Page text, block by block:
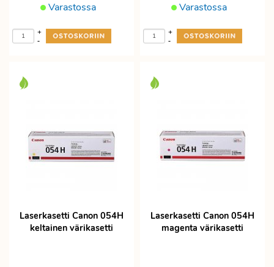
Varastossa
-
+
Varastossa
-
+
Laserkasetti Canon 054H
keltainen värikasetti
Laserkasetti Canon 054H
magenta värikasetti